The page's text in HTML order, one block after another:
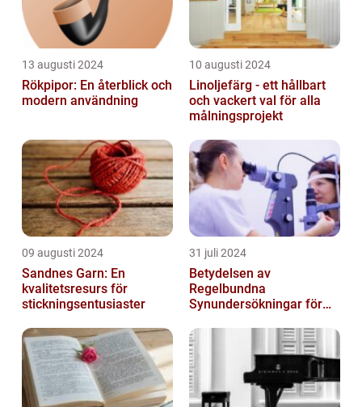
13 augusti 2024
Rökpipor: En återblick och
modern användning
10 augusti 2024
Linoljefärg - ett hållbart
och vackert val för alla
målningsprojekt
09 augusti 2024
Sandnes Garn: En
kvalitetsresurs för
stickningsentusiaster
31 juli 2024
Betydelsen av
Regelbundna
Synundersökningar för